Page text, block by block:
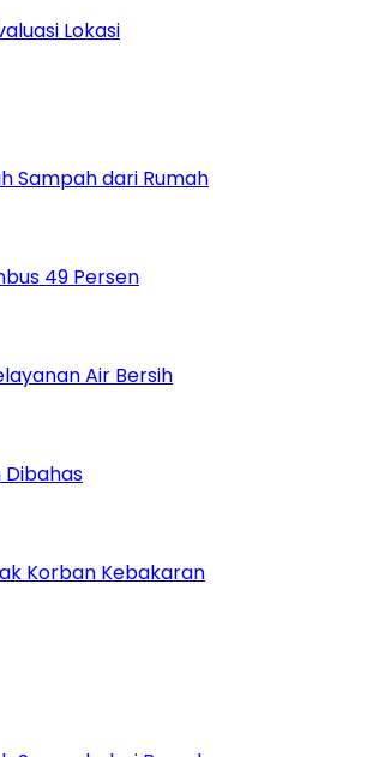
Lokasi
Sampah dari Rumah
49 Persen
Air Bersih
Dibahas
Korban Kebakaran